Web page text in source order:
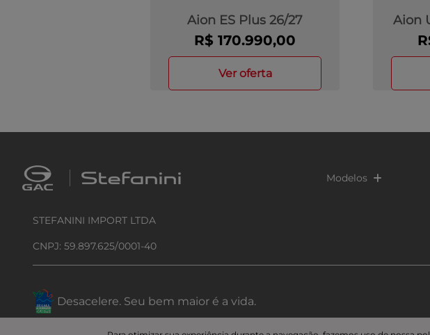
Aion ES Plus 26/27
R$ 170.990,00
ver oferta
Aion
Modelos
STEFANINI IMPORT LTDA
CNPJ: 59.897.625/0001-40
Desacelere. Seu bem maior é a vida.